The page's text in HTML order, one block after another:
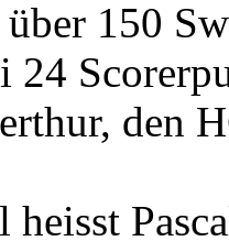
150
24
den
heisst